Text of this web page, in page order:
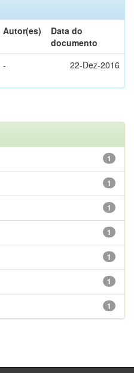
Autor(es)
Data do
documento
- 22-Dez-2016
1
1
1
1
1
1
1